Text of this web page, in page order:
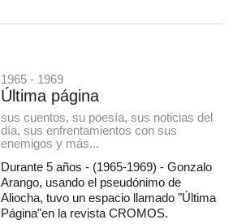
1965 - 1969
Última página
sus cuentos, su poesía, sus noticias del
día, sus enfrentamientos con sus
enemigos y más...
Durante 5 años - (1965-1969) - Gonzalo
Arango, usando el pseudónimo de
Aliocha, tuvo un espacio llamado "Última
Página"en la revista CROMOS.